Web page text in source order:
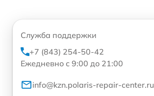
Служба поддержки
+7 (843) 254-50-42
Ежедневно с 9:00 до 21:00
info@kzn.polaris-repair-center.ru